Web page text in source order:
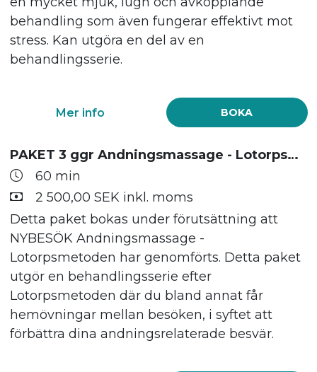
behandling som även fungerar effektivt mot
stress. Kan utgöra en del av en
behandlingsserie.
BOKA
Mer info
PAKET 3 ggr Andningsmassage - Lotorpsmetoden
60 min
2 500,00 SEK inkl. moms
Detta paket bokas under förutsättning att
NYBESÖK Andningsmassage -
Lotorpsmetoden har genomförts. Detta paket
utgör en behandlingsserie efter
Lotorpsmetoden där du bland annat får
hemövningar mellan besöken, i syftet att
förbättra dina andningsrelaterade besvär.